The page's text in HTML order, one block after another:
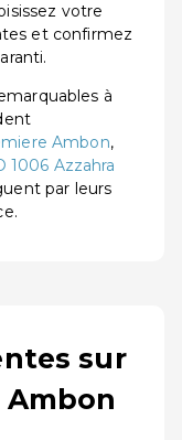
votre
et confirmez
à
Ambon,
1006 Azzahra
par leurs
sur